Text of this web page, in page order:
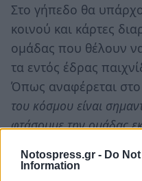
Notospress.gr - Do
Information
Στο γήπεδο θα
κοινού και κάρτες
ομάδας που θέλουν
τα εντός έδρας
Όπως αναφέρεται
του κόσμου είναι
φτάσουμε την ομάδας